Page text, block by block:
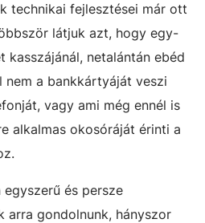
technikai fejlesztései már ott
látjuk azt, hogy egy-
kasszájánál, netalántán ebéd
a bankkártyáját veszi
vagy ami még ennél is
alkalmas okosóráját érinti a
és persze
arra gondolnunk, hányszor